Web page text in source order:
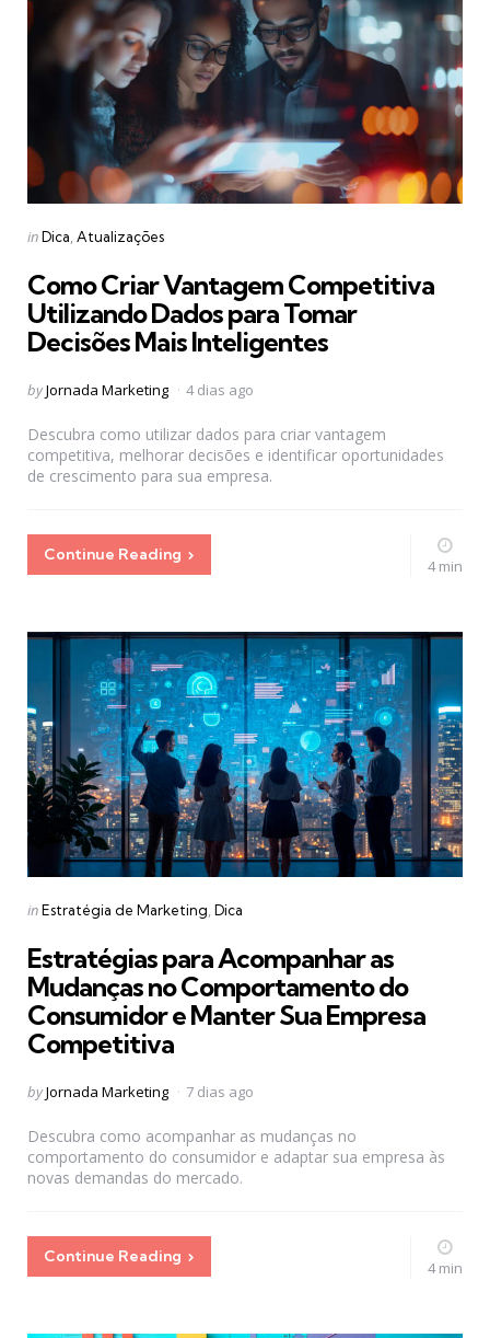
Categories
Posted
inDica Atualizações
Como Criar Vantagem Competitiva
Utilizando Dados para Tomar
Decisões Mais Inteligentes
Posted
byJornada Marketing 4 dias ago
Descubra como utilizar dados para criar vantagem
competitiva, melhorar decisões e identificar oportunidades
de crescimento para sua empresa.
Continue Reading
4 min
Categories
Posted
inEstratégia de Marketing Dica
Estratégias para Acompanhar as
Mudanças no Comportamento do
Consumidor e Manter Sua Empresa
Competitiva
Posted
byJornada Marketing 7 dias ago
Descubra como acompanhar as mudanças no
comportamento do consumidor e adaptar sua empresa às
novas demandas do mercado.
Continue Reading
4 min